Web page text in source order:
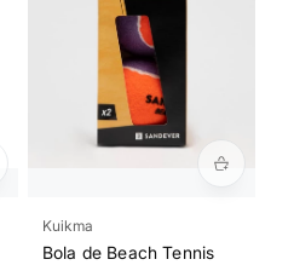
Kuikma
Bola de Beach Tennis